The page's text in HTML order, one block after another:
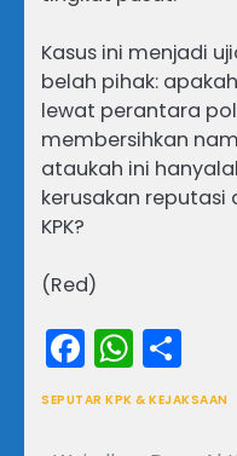
Kasus ini menjadi
belah pihak:
lewat perantara
membersihkan
ataukah ini
kerusakan
KPK?
(Red)
SEPUTAR KPK & KEJAKSAAN